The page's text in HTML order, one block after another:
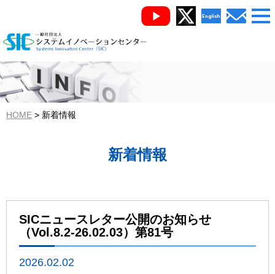
HOME 新着情報
新着情報
SICニュースレター公開のお知らせ
（Vol.8.2-26.02.03）第81号
2026.02.02